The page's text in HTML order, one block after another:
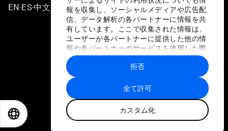
報を収集し、ソーシャルメディアや広告配
信、データ解析の各パートナーに情報を共
有しています。ここで収集された情報は、
ユーザーが各パートナーに提供した他の情
報や各パートナーのサービスを使用した際
に収集された情報と組み合わされ、各パー
トナーによって使用されることがありま
す。
全て許可
カスタム化
拒否
EN ▪ES▪中文▪ 日本語
プライバシーポリシーと利用規約
サイトマップ
©
世界経済フォーラム